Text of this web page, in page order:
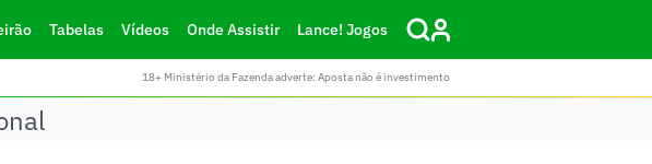
Tabelas Vídeos Onde Assistir Lance! Jogos
18+ Ministério da Fazenda adverte: Aposta não é investimento